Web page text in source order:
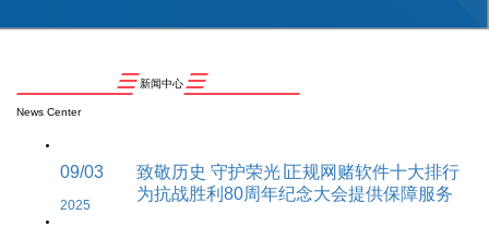
新闻中心
News Center
09/03
2025
致敬历史 守护荣光∣正规网赌软件十大排行
为抗战胜利80周年纪念大会提供保障服务